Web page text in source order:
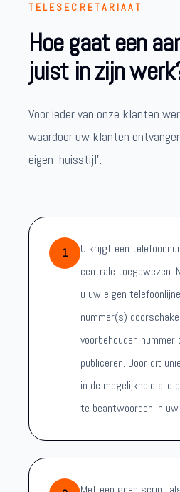
TELESECRETARIAAT
Hoe gaat een
juist in zijn
Voor ieder van onze klanten
waardoor uw klanten
eigen ‘huisstijl’.
1
U krijgt een
centrale toegewezen.
u uw eigen
nummer(s)
voorbehouden
publiceren. Door dit
in de mogelijkheid alle
te beantwoorden in uw